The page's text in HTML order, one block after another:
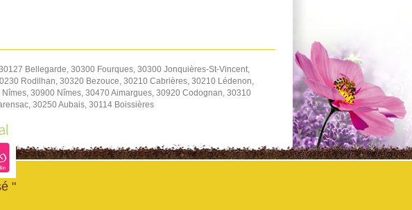
Bellegarde, 30300 Fourques, 30300 Jonquières-St-Vincent,
Rodilhan, 30320 Bezouce, 30210 Cabrières, 30210 Lédenon,
30900 Nîmes, 30470 Aimargues, 30920 Codognan, 30310
30250 Aubais, 30114 Boissières
"